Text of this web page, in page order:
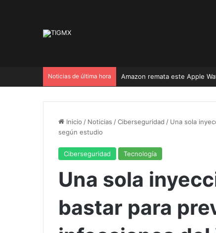
Noticias de última hora
Inicio / Noticias /Ciberseguridad / Una sola
según estudio
Ciberseguridad Tecnología
Una sola
bastar para